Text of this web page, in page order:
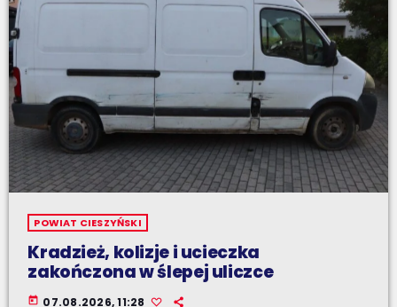
POWIAT CIESZYŃSKI
Kradzież, kolizje i ucieczka
zakończona w ślepej uliczce
today 07.08.2026, 11:28